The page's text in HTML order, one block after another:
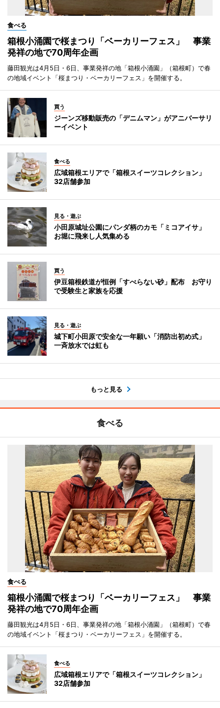
食べる
箱根小涌園で桜まつり「ベーカリーフェス」 事業
発祥の地で70周年企画
藤田観光は4月5日・6日、事業発祥の地「箱根小涌園」（箱根町）で春
の地域イベント「桜まつり・ベーカリーフェス」を開催する。
買う
ジーンズ移動販売の「デニムマン」がアニバーサリ
ーイベント
食べる
広域箱根エリアで「箱根スイーツコレクション」
32店舗参加
見る・遊ぶ
小田原城址公園にパンダ柄のカモ「ミコアイサ」
お堀に飛来し人気集める
買う
伊豆箱根鉄道が恒例「すべらない砂」配布 お守り
で受験生と家族を応援
見る・遊ぶ
城下町小田原で安全な一年願い「消防出初め式」
一斉放水では虹も
もっと見る
食べる
食べる
箱根小涌園で桜まつり「ベーカリーフェス」 事業
発祥の地で70周年企画
藤田観光は4月5日・6日、事業発祥の地「箱根小涌園」（箱根町）で春
の地域イベント「桜まつり・ベーカリーフェス」を開催する。
食べる
広域箱根エリアで「箱根スイーツコレクション」
32店舗参加